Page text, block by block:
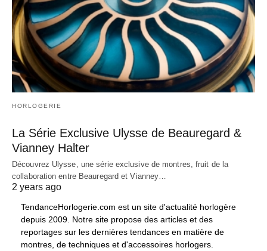
HORLOGERIE
La Série Exclusive Ulysse de Beauregard &
Vianney Halter
Découvrez Ulysse, une série exclusive de montres, fruit de la
collaboration entre Beauregard et Vianney…
2 years ago
TendanceHorlogerie.com est un site d'actualité horlogère
depuis 2009. Notre site propose des articles et des
reportages sur les dernières tendances en matière de
montres, de techniques et d'accessoires horlogers.